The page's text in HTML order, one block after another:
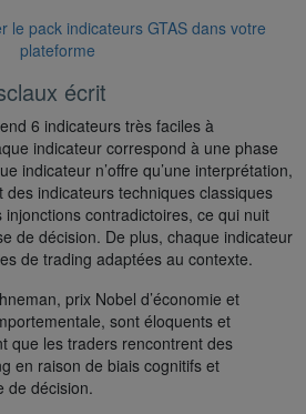
le pack indicateurs GTAS dans votre
plateforme
écrit
6 indicateurs très faciles à
indicateur correspond à une phase
indicateur n’offre qu’une interprétation,
indicateurs techniques classiques
contradictoires, ce qui nuit
de décision. De plus, chaque indicateur
de trading adaptées au contexte.
prix Nobel d’économie et
sont éloquents et
que les traders rencontrent des
en raison de biais cognitifs et
de décision.